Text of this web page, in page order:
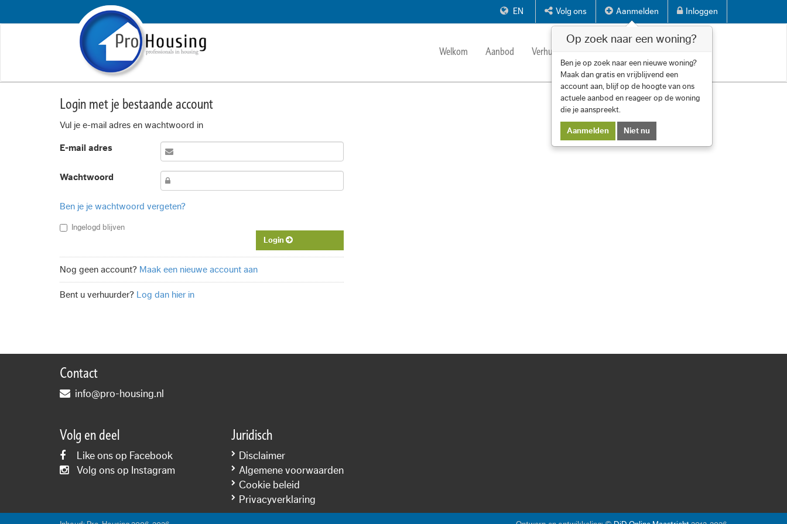
EN Volg ons Aanmelden Inloggen
Welkom Aanbod Verhuren
Login met je bestaande account
Vul je e-mail adres en wachtwoord in
E-mail adres
Wachtwoord
Ben je je wachtwoord vergeten?
Ingelogd blijven
Login
Nog geen account? Maak een nieuwe account aan
Bent u verhuurder? Log dan hier in
Contact
info@pro-housing.nl
Volg en deel
Like ons op Facebook
Volg ons op Instagram
Juridisch
Disclaimer
Algemene voorwaarden
Cookie beleid
Privacyverklaring
Op zoek naar een woning?
Ben je op zoek naar een nieuwe woning?
Maak dan gratis en vrijblijvend een
account aan, blijf op de hoogte van ons
actuele aanbod en reageer op de woning
die je aanspreekt.
Aanmelden Niet nu